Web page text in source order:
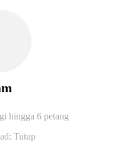
hingga 6 petang
Tutup